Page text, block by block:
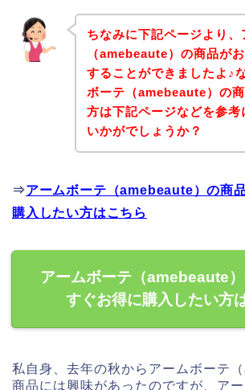
ちなみに下記ページより、
（amebeaute）の商品が
することができましたよ♪
ボーテ（amebeaute）の
方は下記ページなどを参考
いかがでしょうか？
⇒アームボーテ（amebeaute）の商
購入したい方はこちら
アームボーテ（amebeaute
すぐお得に購入したい方
私自身、去年の秋からアームボーテ
商品には興味があったのですが、ア